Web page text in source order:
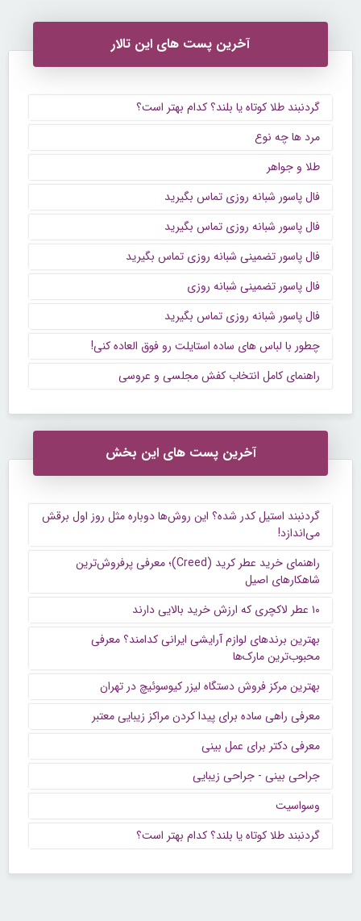
آخرین پست های این تالار
گردنبند طلا کوتاه یا بلند؟ کدام بهتر است؟
مرد ها چه نوع
طلا و جواهر
فال پاسور شبانه روزی تماس بگیرید
فال پاسور شبانه روزی تماس بگیرید
فال پاسور تضمینی شبانه روزی تماس بگیرید
فال پاسور تضمینی شبانه روزی
فال پاسور شبانه روزی تماس بگیرید
چطور با لباس های ساده استایلت رو فوق العاده کنی!
راهنمای کامل انتخاب کفش مجلسی و عروسی
آخرین پست های این بخش
گردنبند استیل کدر شده؟ این روش‌ها دوباره مثل روز اول برقش
می‌اندازد!
راهنمای خرید عطر کرید (Creed)؛ معرفی پرفروش‌ترین
شاهکارهای اصیل
۱۰ عطر لاکچری که ارزش خرید بالایی دارند
بهترین برندهای لوازم آرایشی ایرانی کدامند؟ معرفی
محبوب‌ترین مارک‌ها
بهترین مرکز فروش دستگاه لیزر کیوسوئیچ در تهران
معرفی راهی ساده برای پیدا کردن مراکز زیبایی معتبر
معرفی دکتر برای عمل بینی
جراحی بینی - جراحی زیبایی
وسواسیت
گردنبند طلا کوتاه یا بلند؟ کدام بهتر است؟